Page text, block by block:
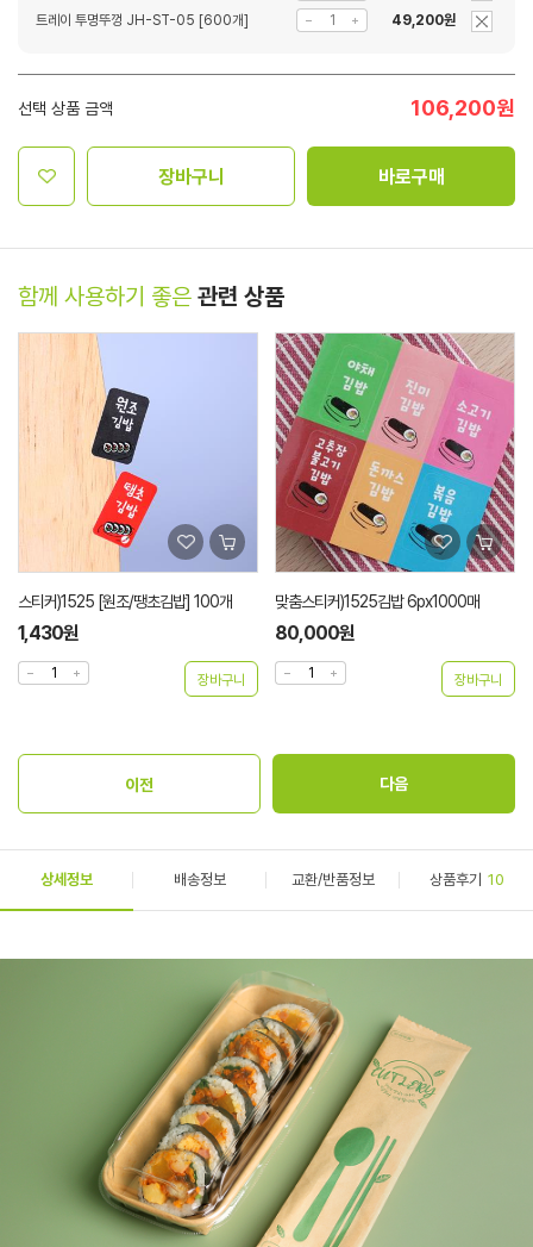
트레이 투명뚜껑 JH-ST-05 [600개]
49,200원
선택 상품 금액 106,200원
장바구니 바로구매
함께 사용하기 좋은 관련 상품
스티커)1525 [원조/땡초김밥] 100개
1,430원
맞춤스티커)1525김밥 6px1000매
80,000원
상세정보 배송정보 교환/반품정보 상품후기 10